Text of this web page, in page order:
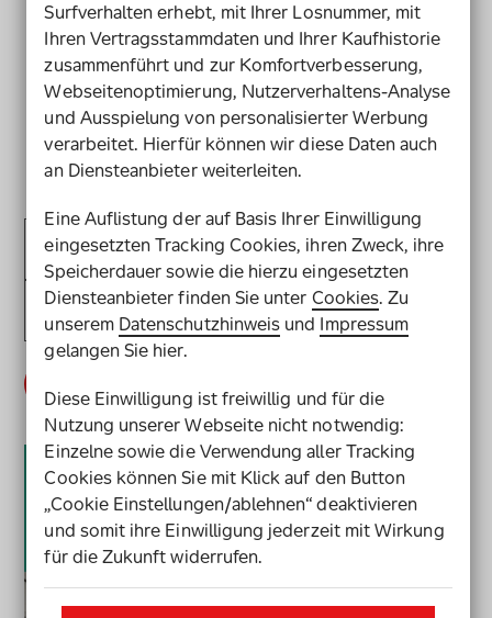
Bestellservice
Viele unserer Materialien sind in gedruckter
sowie digitaler Form kostenfrei erhältlich.
Suche nach Produkten
Filtern
Suche nach
entfernen
Surfverhalten erhebt, mit Ihrer Losnummer, mit
Ihren Vertragsstammdaten und Ihrer Kaufhistorie
zusammenführt und zur Komfortverbesserung,
Webseitenoptimierung, Nutzerverhaltens-Analyse
und Ausspielung von personalisierter Werbung
verarbeitet. Hierfür können wir diese Daten auch
an Diensteanbieter weiterleiten.
Eine Auflistung der auf Basis Ihrer Einwilligung
eingesetzten Tracking Cookies, ihren Zweck, ihre
Speicherdauer sowie die hierzu eingesetzten
Diensteanbieter finden Sie unter Cookies. Zu
unserem Datenschutzhinweis und Impressum
gelangen Sie hier.
Diese Einwilligung ist freiwillig und für die
Nutzung unserer Webseite nicht notwendig:
Einzelne sowie die Verwendung aller Tracking
Cookies können Sie mit Klick auf den Button
„Cookie Einstellungen/ablehnen“ deaktivieren
und somit ihre Einwilligung jederzeit mit Wirkung
für die Zukunft widerrufen.